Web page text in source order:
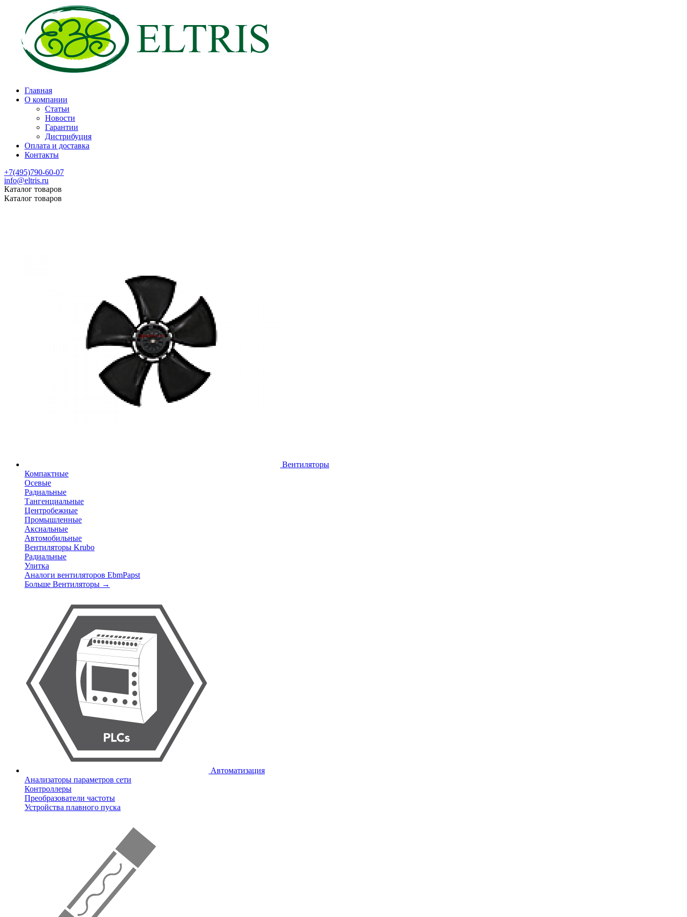
Главная
О компании
Статьи
Новости
Гарантии
Дистрибуция
Оплата и доставка
Контакты
+7(495)790-60-07
info@eltris.ru
Каталог товаров
Каталог товаров
Вентиляторы
Компактные
Осевые
Радиальные
Тангенциальные
Центробежные
Промышленные
Аксиальные
Автомобильные
Вентиляторы Krubo
Радиальные
Улитка
Аналоги вентиляторов EbmPapst
Больше Вентиляторы →
Автоматизация
Анализаторы параметров сети
Контроллеры
Преобразователи частоты
Устройства плавного пуска